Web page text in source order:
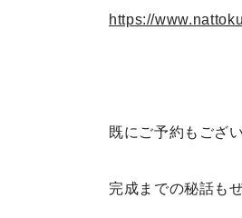
https://
既にご予約もござ
完成までの秘話も